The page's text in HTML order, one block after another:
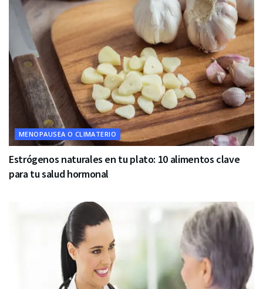
MENOPAUSEA O CLIMATERIO
Estrógenos naturales en tu plato: 10 alimentos clave
para tu salud hormonal